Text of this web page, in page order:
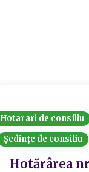
Hotarari de consiliu
Ședințe de consiliu
Hotărârea